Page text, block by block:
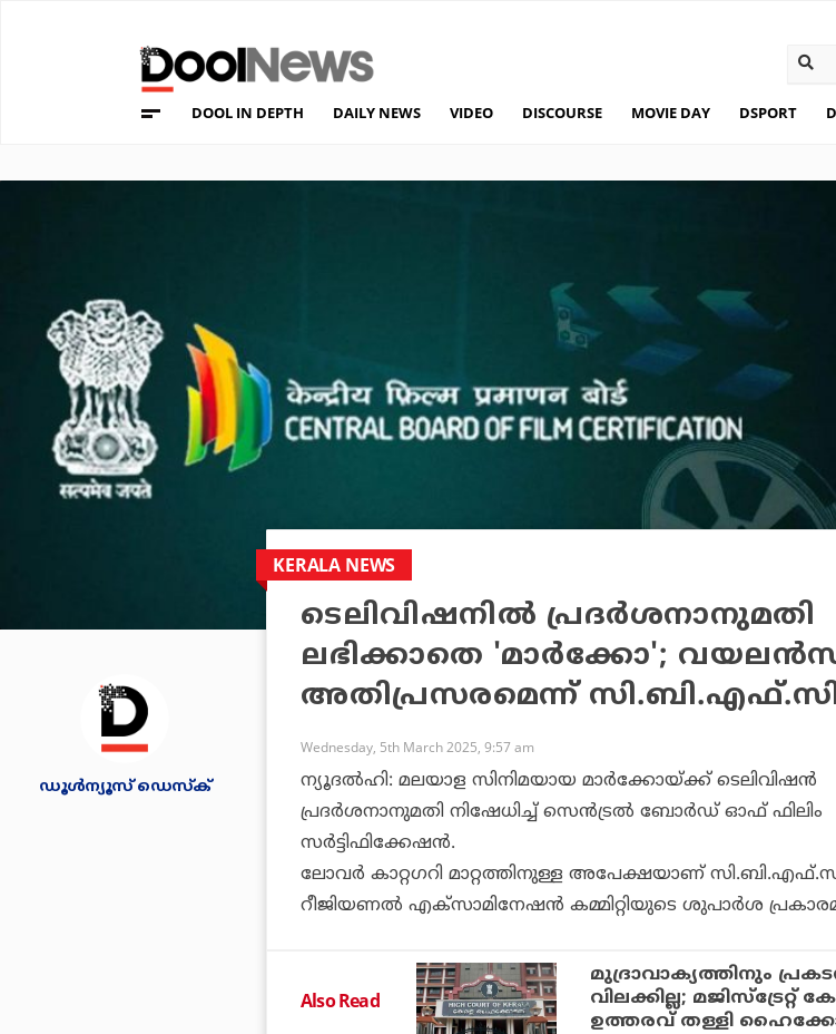
DOOL IN DEPTH DAILY NEWS VIDEO DISCOURSE MOVIE DAY DSPORT
ഡൂള്‍ന്യൂസ് ഡെസ്‌ക്
KERALA NEWS
ടെലിവിഷനില്‍ പ്രദര്‍ശനാനുമതി
ലഭിക്കാതെ 'മാര്‍ക്കോ';
അതിപ്രസരമെന്ന്
Wednesday, 5th March 2025, 9:57 am
ന്യൂദല്‍ഹി: മലയാള സിനിമയായ മാര്‍ക്കോയ്ക്ക് ടെലിവിഷന്‍
പ്രദര്‍ശനാനുമതി നിഷേധിച്ച് സെന്‍ട്രല്‍ ബോര്‍ഡ് ഓഫ് ഫിലിം
സര്‍ട്ടിഫിക്കേഷന്‍.
ലോവര്‍ കാറ്റഗറി മാറ്റത്തിനുള്ള അപേക്ഷയാണ്
റീജിയണല്‍ എക്‌സാമിനേഷന്‍ കമ്മിറ്റിയുടെ ശുപാര്‍ശ
Also Read
മുദ്രാവാക്യത്തിനും
വിലക്കില്ല; മജിസ്ട്രേറ്റ്
ഉത്തരവ് തള്ളി